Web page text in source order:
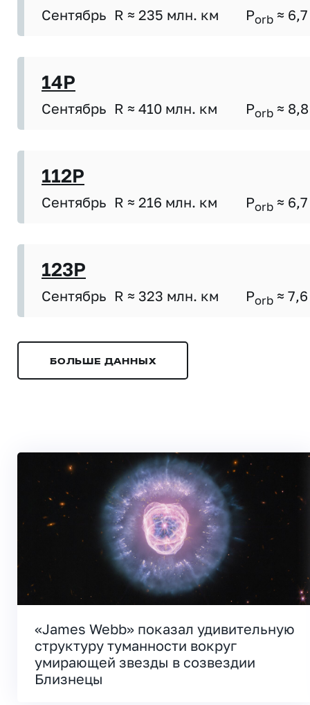
Сентябрь R ≈ 235 млн. км Porb ≈ 6,7
14P
Сентябрь R ≈ 410 млн. км Porb ≈ 8,8
112P
Сентябрь R ≈ 216 млн. км Porb ≈ 6,7
123P
Сентябрь R ≈ 323 млн. км Porb ≈ 7,6
БОЛЬШЕ ДАННЫХ
«James Webb» показал удивительную
структуру туманности вокруг
умирающей звезды в созвездии
Близнецы